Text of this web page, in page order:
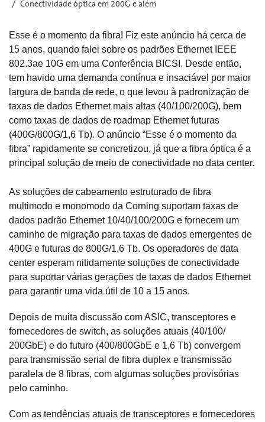
Conectividade óptica em 200G e além
Esse é o momento da fibra! Fiz este anúncio há cerca de
15 anos, quando falei sobre os padrões Ethernet IEEE
802.3ae 10G em uma Conferência BICSI. Desde então,
tem havido uma demanda contínua e insaciável por maior
largura de banda de rede, o que levou à padronização de
taxas de dados Ethernet mais altas (40/100/200G), bem
como taxas de dados de roadmap Ethernet futuras
(400G/800G/1,6 Tb). O anúncio “Esse é o momento da
fibra” rapidamente se concretizou, já que a fibra óptica é a
principal solução de meio de conectividade no data center.
As soluções de cabeamento estruturado de fibra
multimodo e monomodo da Corning suportam taxas de
dados padrão Ethernet 10/40/100/200G e fornecem um
caminho de migração para taxas de dados emergentes de
400G e futuras de 800G/1,6 Tb. Os operadores de data
center esperam nitidamente soluções de conectividade
para suportar várias gerações de taxas de dados Ethernet
para garantir uma vida útil de 10 a 15 anos.
Depois de muita discussão com ASIC, transceptores e
fornecedores de switch, as soluções atuais (40/100/
200GbE) e do futuro (400/800GbE e 1,6 Tb) convergem
para transmissão serial de fibra duplex e transmissão
paralela de 8 fibras, com algumas soluções provisórias
pelo caminho.
Com as tendências atuais de transceptores e fornecedores